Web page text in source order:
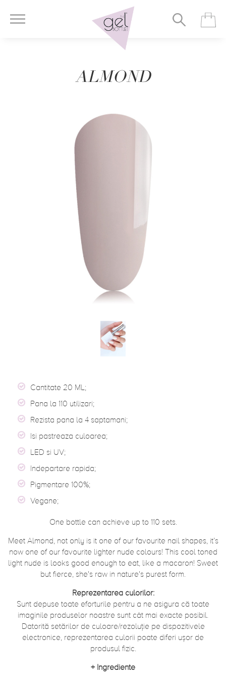
ALMOND
Cantitate 20 ML;
Pana la 110 utilizari;
Rezista pana la 4 saptamani;
Isi pastreaza culoarea;
LED si UV;
Indepartare rapida;
Pigmentare 100%;
Vegane;
One bottle can achieve up to 110 sets.
Meet Almond, not only is it one of our favourite nail shapes, it’s
now one of our favourite lighter nude colours! This cool toned
light nude is looks good enough to eat, like a macaron! Sweet
but fierce, she's raw in nature's purest form.
Reprezentarea culorilor:
Sunt depuse toate eforturile pentru a ne asigura că toate
imaginile produselor noastre sunt cât mai exacte posibil.
Datorită setărilor de culoare/rezoluție pe dispozitivele
electronice, reprezentarea culorii poate diferi ușor de
produsul fizic.
+ Ingrediente